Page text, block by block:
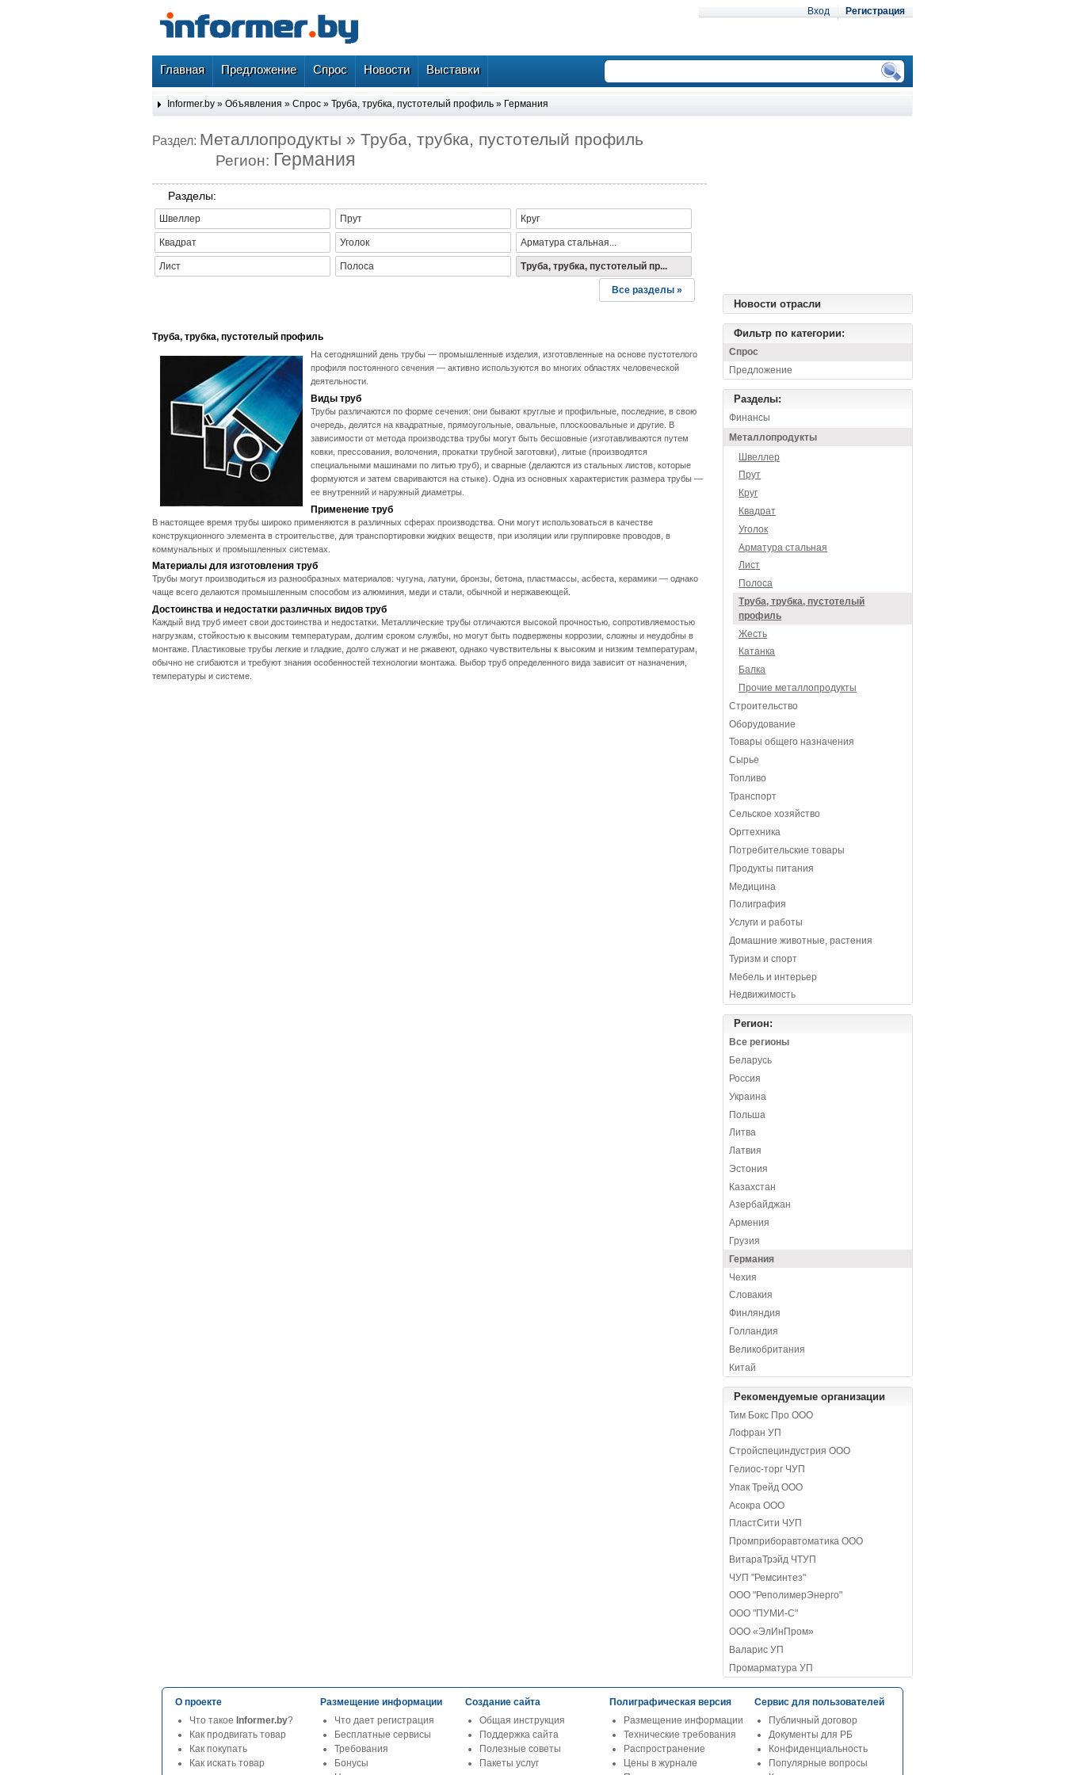
Вход Регистрация
Главная Предложение Спрос Новости Выставки
Informer.by » Объявления » Спрос » Труба, трубка, пустотелый профиль » Германия
Раздел: Металлопродукты » Труба, трубка, пустотелый профиль
Регион: Германия
Разделы:
Швеллер Прут Круг
Квадрат Уголок Арматура стальная...
Лист Полоса Труба, трубка, пустотелый пр...
Все разделы »
Труба, трубка, пустотелый профиль
На сегодняшний день трубы — промышленные изделия, изготовленные на основе пустотелого
профиля постоянного сечения — активно используются во многих областях человеческой
деятельности.
Виды труб
Трубы различаются по форме сечения: они бывают круглые и профильные, последние, в свою
очередь, делятся на квадратные, прямоугольные, овальные, плоскоовальные и другие. В
зависимости от метода производства трубы могут быть бесшовные (изготавливаются путем
ковки, прессования, волочения, прокатки трубной заготовки), литые (производятся
специальными машинами по литью труб), и сварные (делаются из стальных листов, которые
формуются и затем свариваются на стыке). Одна из основных характеристик размера трубы —
ее внутренний и наружный диаметры.
Применение труб
В настоящее время трубы широко применяются в различных сферах производства. Они могут использоваться в качестве
конструкционного элемента в строительстве, для транспортировки жидких веществ, при изоляции или группировке проводов, в
коммунальных и промышленных системах.
Материалы для изготовления труб
Трубы могут производиться из разнообразных материалов: чугуна, латуни, бронзы, бетона, пластмассы, асбеста, керамики — однако
чаще всего делаются промышленным способом из алюминия, меди и стали, обычной и нержавеющей.
Достоинства и недостатки различных видов труб
Каждый вид труб имеет свои достоинства и недостатки. Металлические трубы отличаются высокой прочностью, сопротивляемостью
нагрузкам, стойкостью к высоким температурам, долгим сроком службы, но могут быть подвержены коррозии, сложны и неудобны в
монтаже. Пластиковые трубы легкие и гладкие, долго служат и не ржавеют, однако чувствительны к высоким и низким температурам,
обычно не сгибаются и требуют знания особенностей технологии монтажа. Выбор труб определенного вида зависит от назначения,
температуры и системе.
Новости отрасли
Фильтр по категории:
Спрос
Предложение
Разделы:
Финансы
Металлопродукты
Швеллер
Прут
Круг
Квадрат
Уголок
Арматура стальная
Лист
Полоса
Труба, трубка, пустотелый
профиль
Жесть
Катанка
Балка
Прочие металлопродукты
Строительство
Оборудование
Товары общего назначения
Сырье
Топливо
Транспорт
Сельское хозяйство
Оргтехника
Потребительские товары
Продукты питания
Медицина
Полиграфия
Услуги и работы
Домашние животные, растения
Туризм и спорт
Мебель и интерьер
Недвижимость
Регион:
Все регионы
Беларусь
Россия
Украина
Польша
Литва
Латвия
Эстония
Казахстан
Азербайджан
Армения
Грузия
Германия
Чехия
Словакия
Финляндия
Голландия
Великобритания
Китай
Рекомендуемые организации
Тим Бокс Про ООО
Лофран УП
Стройспециндустрия ООО
Гелиос-торг ЧУП
Упак Трейд ООО
Асокра ООО
ПластСити ЧУП
Промприборавтоматика ООО
ВитараТрэйд ЧТУП
ЧУП "Ремсинтез"
ООО "РеполимерЭнерго"
ООО "ПУМИ-С"
ООО «ЭлИнПром»
Валарис УП
Промарматура УП
О проекте
Что такое Informer.by?
Как продвигать товар
Как покупать
Как искать товар
Размещение информации
Что дает регистрация
Бесплатные сервисы
Требования
Бонусы
Создание сайта
Общая инструкция
Поддержка сайта
Полезные советы
Пакеты услуг
Полиграфическая версия
Размещение информации
Технические требования
Распространение
Цены в журнале
Сервис для пользователей
Публичный договор
Документы для РБ
Конфиденциальность
Популярные вопросы